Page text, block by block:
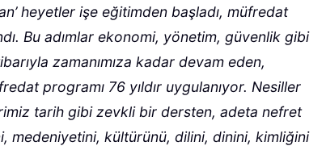
heyetler işe eğitimden başladı, müfredat
Bu adımlar ekonomi, yönetim, güvenlik gibi
zamanımıza kadar devam eden,
programı 76 yıldır uygulanıyor. Nesiller
tarih gibi zevkli bir dersten, adeta nefret
medeniyetini, kültürünü, dilini, dinini, kimliğini